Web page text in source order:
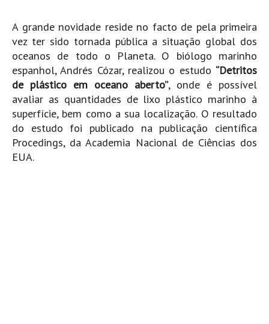
Leça - L'Kodak (Aterro) HD
Leça da Palmeira HD
Leça da Palmeira bar Oscar HD
Matosinhos HD
Matosinhos - Vagas Bar HD
Cabedelo do Porto
Espinho vista aérea HD
A grande novidade reside no facto de pela primeira
vez ter sido tornada pública a situação global dos
oceanos de todo o Planeta. O biólogo marinho
espanhol, Andrés Cózar, realizou o estudo “Detritos
de plástico em oceano aberto”, onde é possível
avaliar as quantidades de lixo plástico marinho à
superfície, bem como a sua localização. O resultado
do estudo foi publicado na publicação científica
Procedings, da Academia Nacional de Ciências dos
EUA.